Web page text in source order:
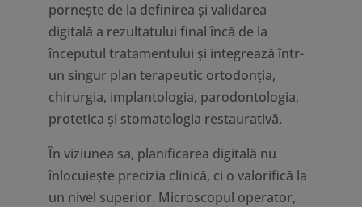
pornește de la definirea și validarea
digitală a rezultatului final încă de la
începutul tratamentului și integrează într-
un singur plan terapeutic ortodonția,
chirurgia, implantologia, parodontologia,
protetica și stomatologia restaurativă.
În viziunea sa, planificarea digitală nu
înlocuiește precizia clinică, ci o valorifică la
un nivel superior. Microscopul operator,